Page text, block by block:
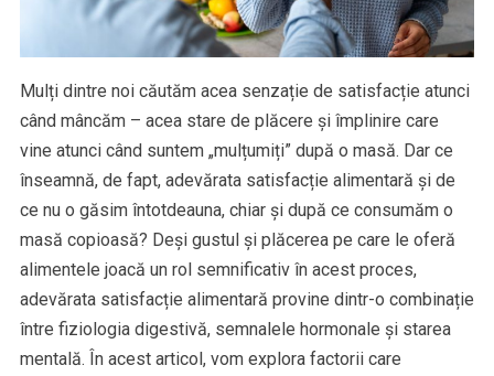
Mulți dintre noi căutăm acea senzație de satisfacție atunci
când mâncăm – acea stare de plăcere și împlinire care
vine atunci când suntem „mulțumiți” după o masă. Dar ce
înseamnă, de fapt, adevărata satisfacție alimentară și de
ce nu o găsim întotdeauna, chiar și după ce consumăm o
masă copioasă? Deși gustul și plăcerea pe care le oferă
alimentele joacă un rol semnificativ în acest proces,
adevărata satisfacție alimentară provine dintr-o combinație
între fiziologia digestivă, semnalele hormonale și starea
mentală. În acest articol, vom explora factorii care